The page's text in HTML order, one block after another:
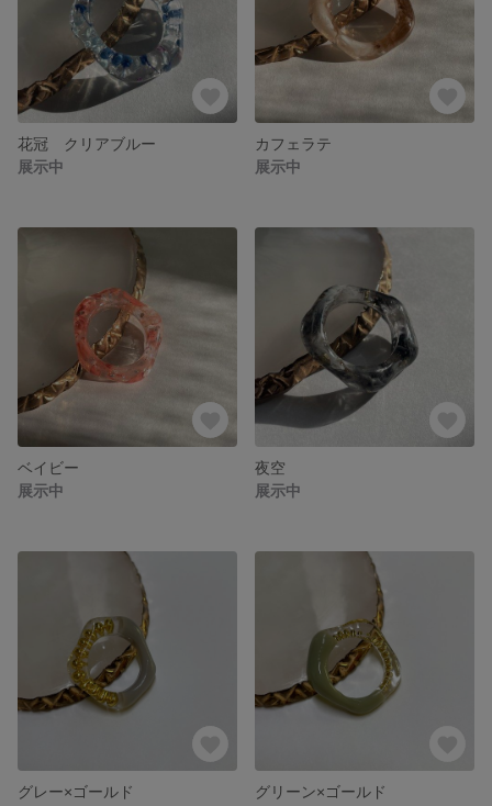
花冠 クリアブルー
展示中
カフェラテ
展示中
ベイビー
展示中
夜空
展示中
グレー×ゴールド
グリーン×ゴールド